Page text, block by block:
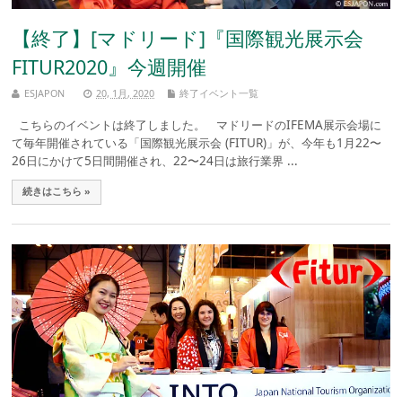
【終了】[マドリード]『国際観光展示会
FITUR2020』今週開催
ESJAPON 20, 1月, 2020 終了イベント一覧
こちらのイベントは終了しました。 マドリードのIFEMA展示会場に
て毎年開催されている「国際観光展示会 (FITUR)」が、今年も1月22〜
26日にかけて5日間開催され、22〜24日は旅行業界 ...
続きはこちら »